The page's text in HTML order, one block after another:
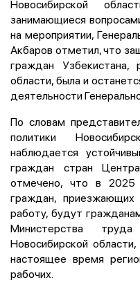
Новосибирской
занимающиеся
на мероприятии,
Акбаров отметил, что
граждан Узбекистана,
области, была и
деятельности
По словам
политики
наблюдается
граждан стран
отмечено, что в 2025
граждан,
работу, будут
Министерства
Новосибирской
настоящее время
рабочих.